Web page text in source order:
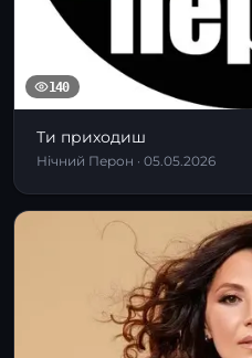
140
Ти приходиш
Нічний Перон · 05.05.2026